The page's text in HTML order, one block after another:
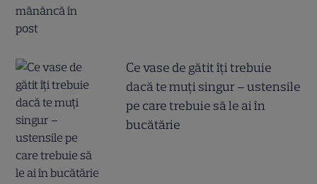
Ce vase de gătit îți trebuie
dacă te muți singur – ustensile
pe care trebuie să le ai în
bucătărie